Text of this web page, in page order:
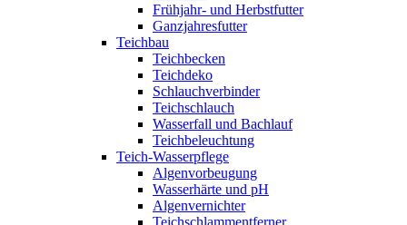
Frühjahr- und Herbstfutter
Ganzjahresfutter
Teichbau
Teichbecken
Teichdeko
Schlauchverbinder
Teichschlauch
Wasserfall und Bachlauf
Teichbeleuchtung
Teich-Wasserpflege
Algenvorbeugung
Wasserhärte und pH
Algenvernichter
Teichschlammentferner